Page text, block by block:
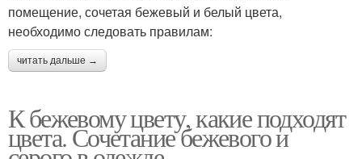
помещение, сочетая бежевый и белый цвета,
необходимо следовать правилам:
читать дальше →
К бежевому цвету, какие подходят
цвета. Сочетание бежевого и